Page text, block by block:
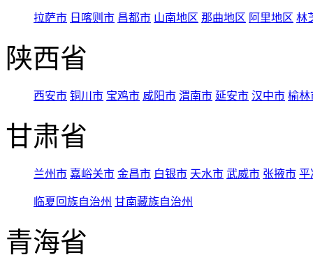
拉萨市 日喀则市 昌都市 山南地区 那曲地区 阿里地区 林
陕西省
西安市 铜川市 宝鸡市 咸阳市 渭南市 延安市 汉中市 榆林
甘肃省
兰州市 嘉峪关市 金昌市 白银市 天水市 武威市 张掖市 平
临夏回族自治州 甘南藏族自治州
青海省